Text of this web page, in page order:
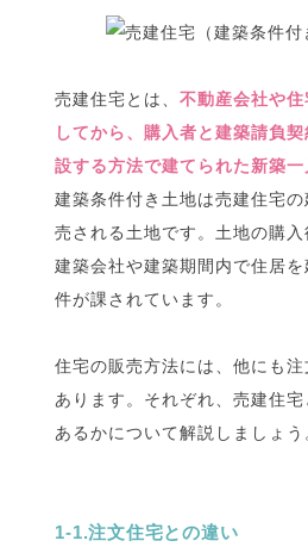
売建住宅とは、不動産会社や
してから、購入者と建築請負
設する方法で建てられた新築一
建築条件付き土地は売建住宅
売される土地です。土地の購
建築会社や建築期間内で住居
件が課されています。
住宅の販売方法には、他にも
あります。それぞれ、売建住
あるかについて解説しましょう
1-1.注文住宅との違い